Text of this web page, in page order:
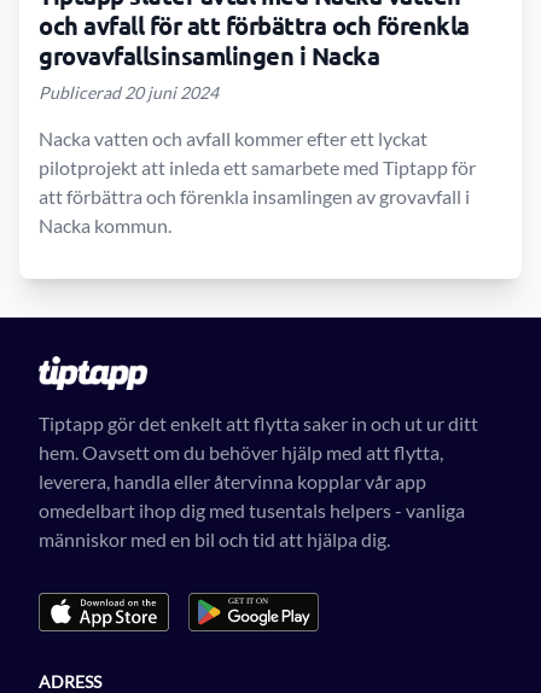
och avfall för att förbättra och förenkla
grovavfallsinsamlingen i Nacka
Publicerad 20 juni 2024
Nacka vatten och avfall kommer efter ett lyckat
pilotprojekt att inleda ett samarbete med Tiptapp för
att förbättra och förenkla insamlingen av grovavfall i
Nacka kommun.
Tiptapp gör det enkelt att flytta saker in och ut ur ditt
hem. Oavsett om du behöver hjälp med att flytta,
leverera, handla eller återvinna kopplar vår app
omedelbart ihop dig med tusentals helpers - vanliga
människor med en bil och tid att hjälpa dig.
ADRESS